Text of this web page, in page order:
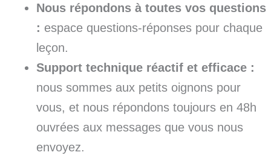
Nous répondons à toutes vos questions
: espace questions-réponses pour chaque
leçon.
Support technique réactif et efficace :
nous sommes aux petits oignons pour
vous, et nous répondons toujours en 48h
ouvrées aux messages que vous nous
envoyez.